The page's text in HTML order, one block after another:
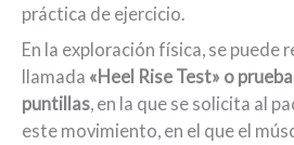
práctica de ejercicio.
En la exploración física, se puede
llamada «Heel Rise Test» o
puntillas, en la que se solicita al
este movimiento, en el que el